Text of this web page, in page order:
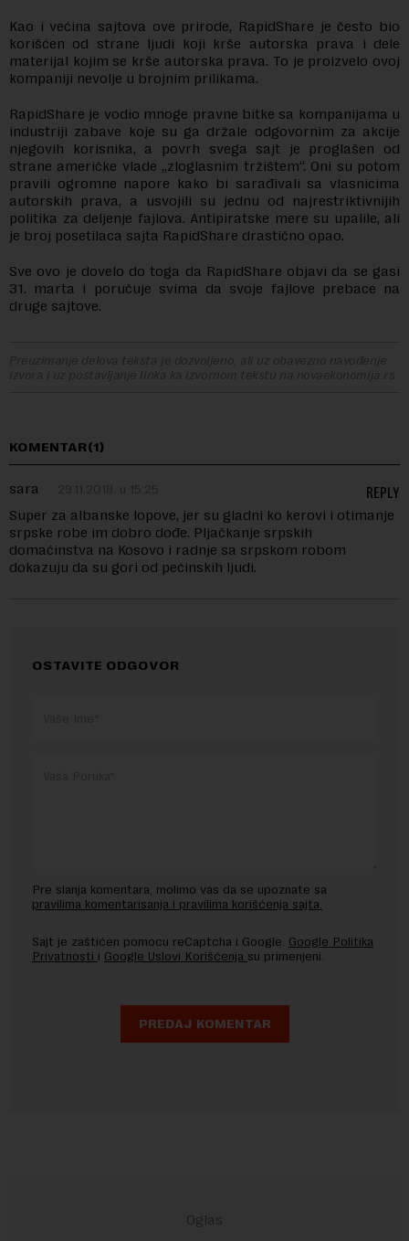
Kao i većina sajtova ove prirode, RapidShare je često bio
korišćen od strane ljudi koji krše autorska prava i dele
materijal kojim se krše autorska prava. To je proizvelo ovoj
kompaniji nevolje u brojnim prilikama.
RapidShare je vodio mnoge pravne bitke sa kompanijama u
industriji zabave koje su ga držale odgovornim za akcije
njegovih korisnika, a povrh svega sajt je proglašen od
strane američke vlade „zloglasnim tržištem“. Oni su potom
pravili ogromne napore kako bi sarađivali sa vlasnicima
autorskih prava, a usvojili su jednu od najrestriktivnijih
politika za deljenje fajlova. Antipiratske mere su upalile, ali
je broj posetilaca sajta RapidShare drastično opao.
Sve ovo je dovelo do toga da RapidShare objavi da se gasi
31. marta i poručuje svima da svoje fajlove prebace na
druge sajtove.
Preuzimanje delova teksta je dozvoljeno, ali uz obavezno navođenje
izvora i uz postavljanje linka ka izvornom tekstu na novaekonomija.rs
KOMENTAR(1)
sara 29.11.2018. u 15:25
Super za albanske lopove, jer su gladni ko kerovi i otimanje
srpske robe im dobro dođe. Pljačkanje srpskih
domaćinstva na Kosovo i radnje sa srpskom robom
dokazuju da su gori od pećinskih ljudi.
REPLY
OSTAVITE ODGOVOR
Pre slanja komentara, molimo vas da se upoznate sa
pravilima komentarisanja i pravilima korišćenja sajta.
Sajt je zaštićen pomocu reCaptcha i Google. Google Politika
Privatnosti i Google Uslovi Korišćenja su primenjeni.